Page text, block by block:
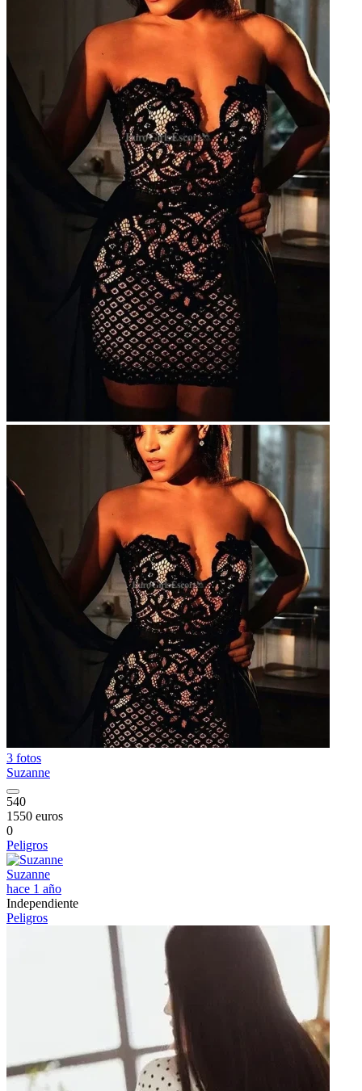
3 fotos
Suzanne
540
1550 euros
0
Peligros
Suzanne
hace 1 año
Independiente
Peligros